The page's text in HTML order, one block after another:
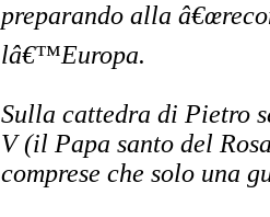
preparando alla
lâ€™Europa.
Sulla cattedra di Pietro
V (il Papa santo del
comprese che solo una